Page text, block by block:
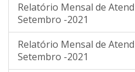
Relatório Mensal de
Setembro -2021
Relatório Mensal de
Setembro -2021